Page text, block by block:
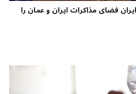
فضای مذاکرات ایران و عمان را